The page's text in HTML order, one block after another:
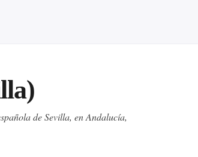
de Sevilla, en Andalucía,